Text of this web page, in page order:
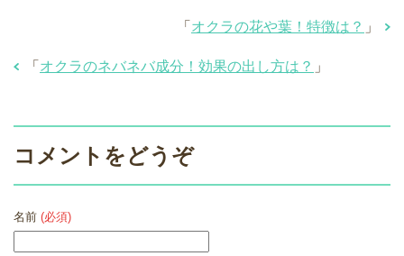
「 オクラの花や葉！特徴は？ 」
「 オクラのネバネバ成分！効果の出し方は？ 」
コメントをどうぞ
名前 (必須)